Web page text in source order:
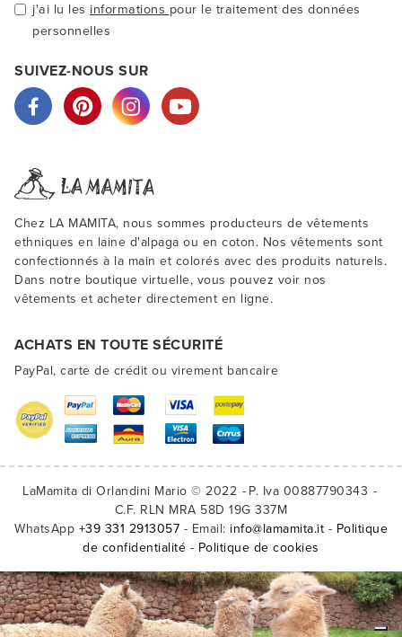
j'ai lu les informations pour le traitement des données
personnelles
SUIVEZ-NOUS SUR
Chez LA MAMITA, nous sommes producteurs de vêtements
ethniques en laine d'alpaga ou en coton. Nos vêtements sont
confectionnés à la main et colorés avec des produits naturels.
Dans notre boutique virtuelle, vous pouvez voir nos
vêtements et acheter directement en ligne.
ACHATS EN TOUTE SÉCURITÉ
PayPal, carte de crédit ou virement bancaire
LaMamita di Orlandini Mario © 2022
P. Iva 00887790343
C.F. RLN MRA 58D 19G 337M
WhatsApp +39 331 2913057 - Email: info@lamamita.it - Politique
de confidentialité - Politique de cookies